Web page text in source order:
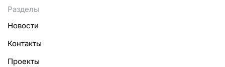
Разделы
Новости
Контакты
Проекты